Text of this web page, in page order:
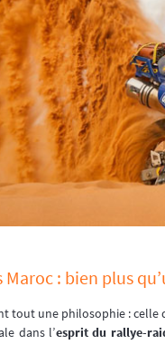
Maroc : bien plus
tout une philosophie : celle
dans l’esprit du rallye-